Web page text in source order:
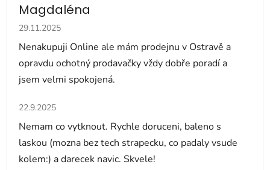
Magdaléna
Hodnocení obchodu je 5 z 5 hvězdiček.
29.11.2025
Nenakupuji Online ale mám prodejnu v Ostravě a
opravdu ochotný prodavačky vždy dobře poradí a
jsem velmi spokojená.
Hodnocení obchodu je 5 z 5 hvězdiček.
22.9.2025
Nemam co vytknout. Rychle doruceni, baleno s
laskou (mozna bez tech strapecku, co padaly vsude
kolem:) a darecek navic. Skvele!